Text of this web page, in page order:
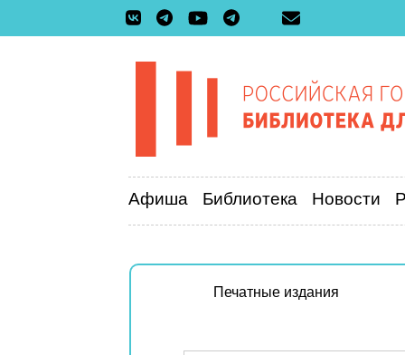
Афиша Библиотека Новости
Печатные издания